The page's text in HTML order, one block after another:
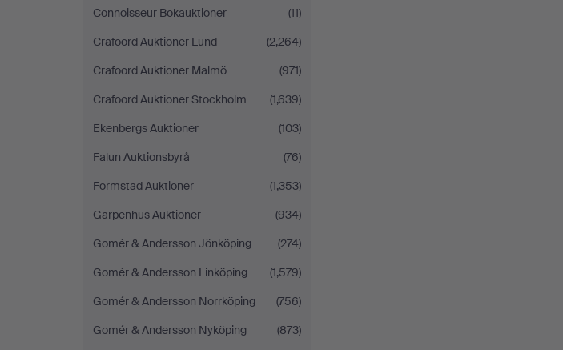
Connoisseur Bokauktioner
(11)
Crafoord Auktioner Lund
(2,264)
Crafoord Auktioner Malmö
(971)
Crafoord Auktioner Stockholm
(1,639)
Ekenbergs Auktioner
(103)
Falun Auktionsbyrå
(76)
Formstad Auktioner
(1,353)
Garpenhus Auktioner
(934)
Gomér & Andersson Jönköping
(274)
Gomér & Andersson Linköping
(1,579)
Gomér & Andersson Norrköping
(756)
Gomér & Andersson Nyköping
(873)